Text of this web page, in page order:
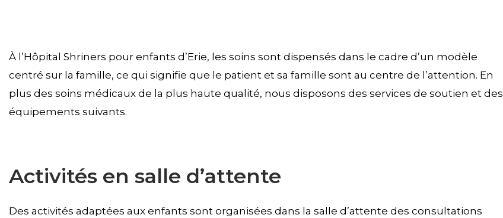
À l’Hôpital Shriners pour enfants d’Erie, les soins sont dispensés dans le cadre d’un modèle
centré sur la famille, ce qui signifie que le patient et sa famille sont au centre de l’attention. En
plus des soins médicaux de la plus haute qualité, nous disposons des services de soutien et des
équipements suivants.
Activités en salle d’attente
Des activités adaptées aux enfants sont organisées dans la salle d’attente des consultations